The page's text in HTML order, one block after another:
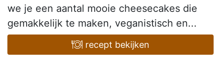
we je een aantal mooie cheesecakes die
gemakkelijk te maken, veganistisch en...
recept bekijken